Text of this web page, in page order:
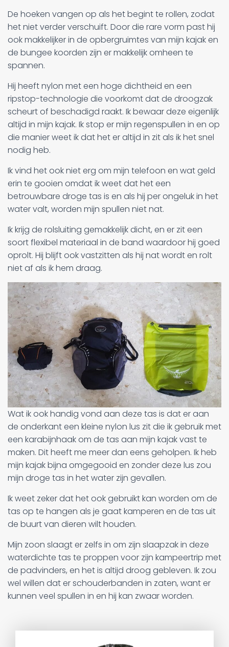
De hoeken vangen op als het begint te rollen, zodat
het niet verder verschuift. Door die rare vorm past hij
ook makkelijker in de opbergruimtes van mijn kajak en
de bungee koorden zijn er makkelijk omheen te
spannen.
Hij heeft nylon met een hoge dichtheid en een
ripstop-technologie die voorkomt dat de droogzak
scheurt of beschadigd raakt. Ik bewaar deze eigenlijk
altijd in mijn kajak. Ik stop er mijn regenspullen in en op
die manier weet ik dat het er altijd in zit als ik het snel
nodig heb.
Ik vind het ook niet erg om mijn telefoon en wat geld
erin te gooien omdat ik weet dat het een
betrouwbare droge tas is en als hij per ongeluk in het
water valt, worden mijn spullen niet nat.
Ik krijg de rolsluiting gemakkelijk dicht, en er zit een
soort flexibel materiaal in de band waardoor hij goed
oprolt. Hij blijft ook vastzitten als hij nat wordt en rolt
niet af als ik hem draag.
Wat ik ook handig vond aan deze tas is dat er aan
de onderkant een kleine nylon lus zit die ik gebruik met
een karabijnhaak om de tas aan mijn kajak vast te
maken. Dit heeft me meer dan eens geholpen. Ik heb
mijn kajak bijna omgegooid en zonder deze lus zou
mijn droge tas in het water zijn gevallen.
Ik weet zeker dat het ook gebruikt kan worden om de
tas op te hangen als je gaat kamperen en de tas uit
de buurt van dieren wilt houden.
Mijn zoon slaagt er zelfs in om zijn slaapzak in deze
waterdichte tas te proppen voor zijn kampeertrip met
de padvinders, en het is altijd droog gebleven. Ik zou
wel willen dat er schouderbanden in zaten, want er
kunnen veel spullen in en hij kan zwaar worden.